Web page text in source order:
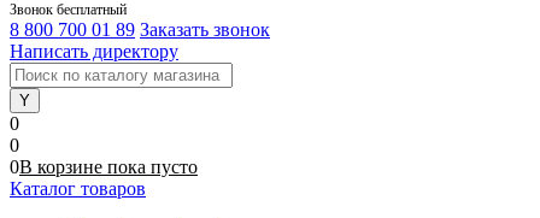
Звонок бесплатный
8 800 700 01 89 Заказать звонок
Написать директору
0
0
0В корзине пока пусто
Каталог товаров